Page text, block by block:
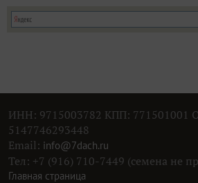
ИНН: 9715003782 КПП: 771501001
5147746293448
Email: info@7dach.ru
Тел: +7 (916) 710-7449 (семена не
Главная страница